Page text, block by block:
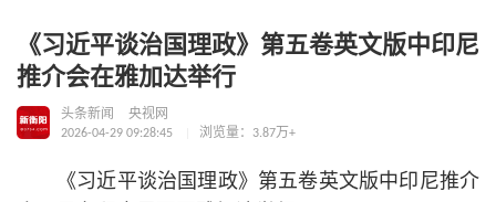
《习近平谈治国理政》第五卷英文版中印尼
推介会在雅加达举行
头条新闻
央视网
2026-04-29 09:28:45
浏览量：3.87万+
《习近平谈治国理政》第五卷英文版中印尼推介